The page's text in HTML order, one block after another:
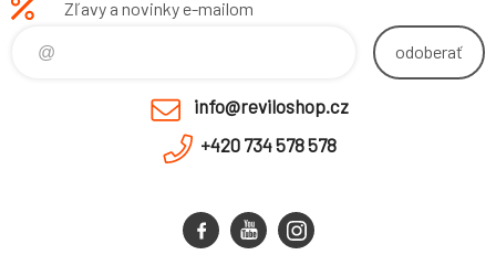
Zľavy a novinky e-mailom
odoberať
info@reviloshop.cz
+420 734 578 578